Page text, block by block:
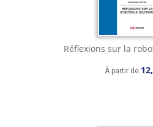
Réflexions sur la
À partir de